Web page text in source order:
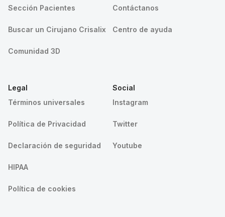
Sección Pacientes
Buscar un Cirujano Crisalix
Comunidad 3D
Contáctanos
Centro de ayuda
Legal
Términos universales
Política de Privacidad
Declaración de seguridad
HIPAA
Política de cookies
Social
Instagram
Twitter
Youtube